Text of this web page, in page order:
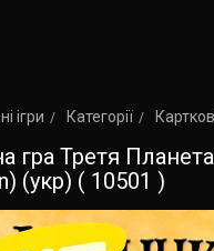
ігри Категорії
гра Третя
(укр) ( 10501 )